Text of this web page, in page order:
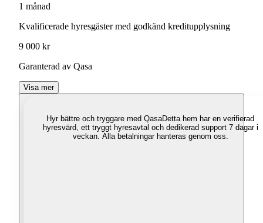
1 månad
Kvalificerade hyresgäster med godkänd kreditupplysning
9 000 kr
Garanterad av Qasa
Visa mer
Hyr bättre och tryggare med QasaDetta hem har en verifierad
hyresvärd, ett tryggt hyresavtal och dedikerad support 7 dagar i
veckan. Alla betalningar hanteras genom oss.